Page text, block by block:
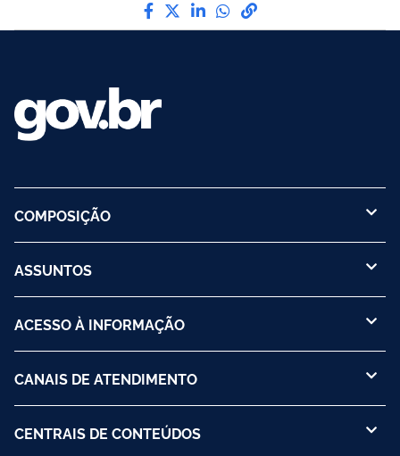
Compartilhe por Facebook
Compartilhe por Twitter
Compartilhe por
Compartilhe por
link para Copiar
COMPOSIÇÃO
ASSUNTOS
ACESSO À INFORMAÇÃO
CANAIS DE ATENDIMENTO
CENTRAIS DE CONTEÚDOS